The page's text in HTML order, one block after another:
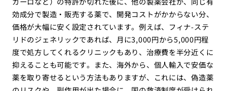
効成分で製造・販売する薬で、開発コストがかからない分、
価格が大幅に安く設定されています。例えば、フィナ-ステ
リドのジェネリックであれば、月に3,000円から5,000円程
度で処方してくれるクリニックもあり、治療費を半分近くに
抑えることも可能です。また、海外から、個人輸入で安価な
薬を取り寄せるという方法もありますが、これには、偽造薬